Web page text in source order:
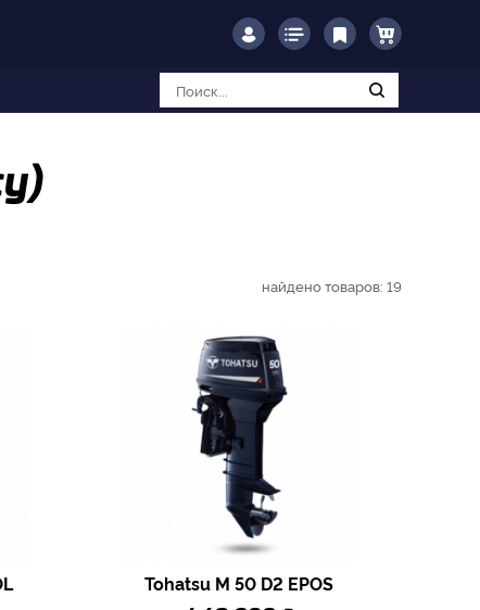
найдено товаров: 19
Tohatsu M 50 D2 EPOS